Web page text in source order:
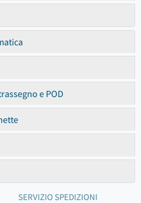
e POD
SERVIZIO SPEDIZIONI